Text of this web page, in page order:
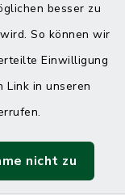
besser zu
So können wir
Einwilligung
Link in unseren
nicht zu